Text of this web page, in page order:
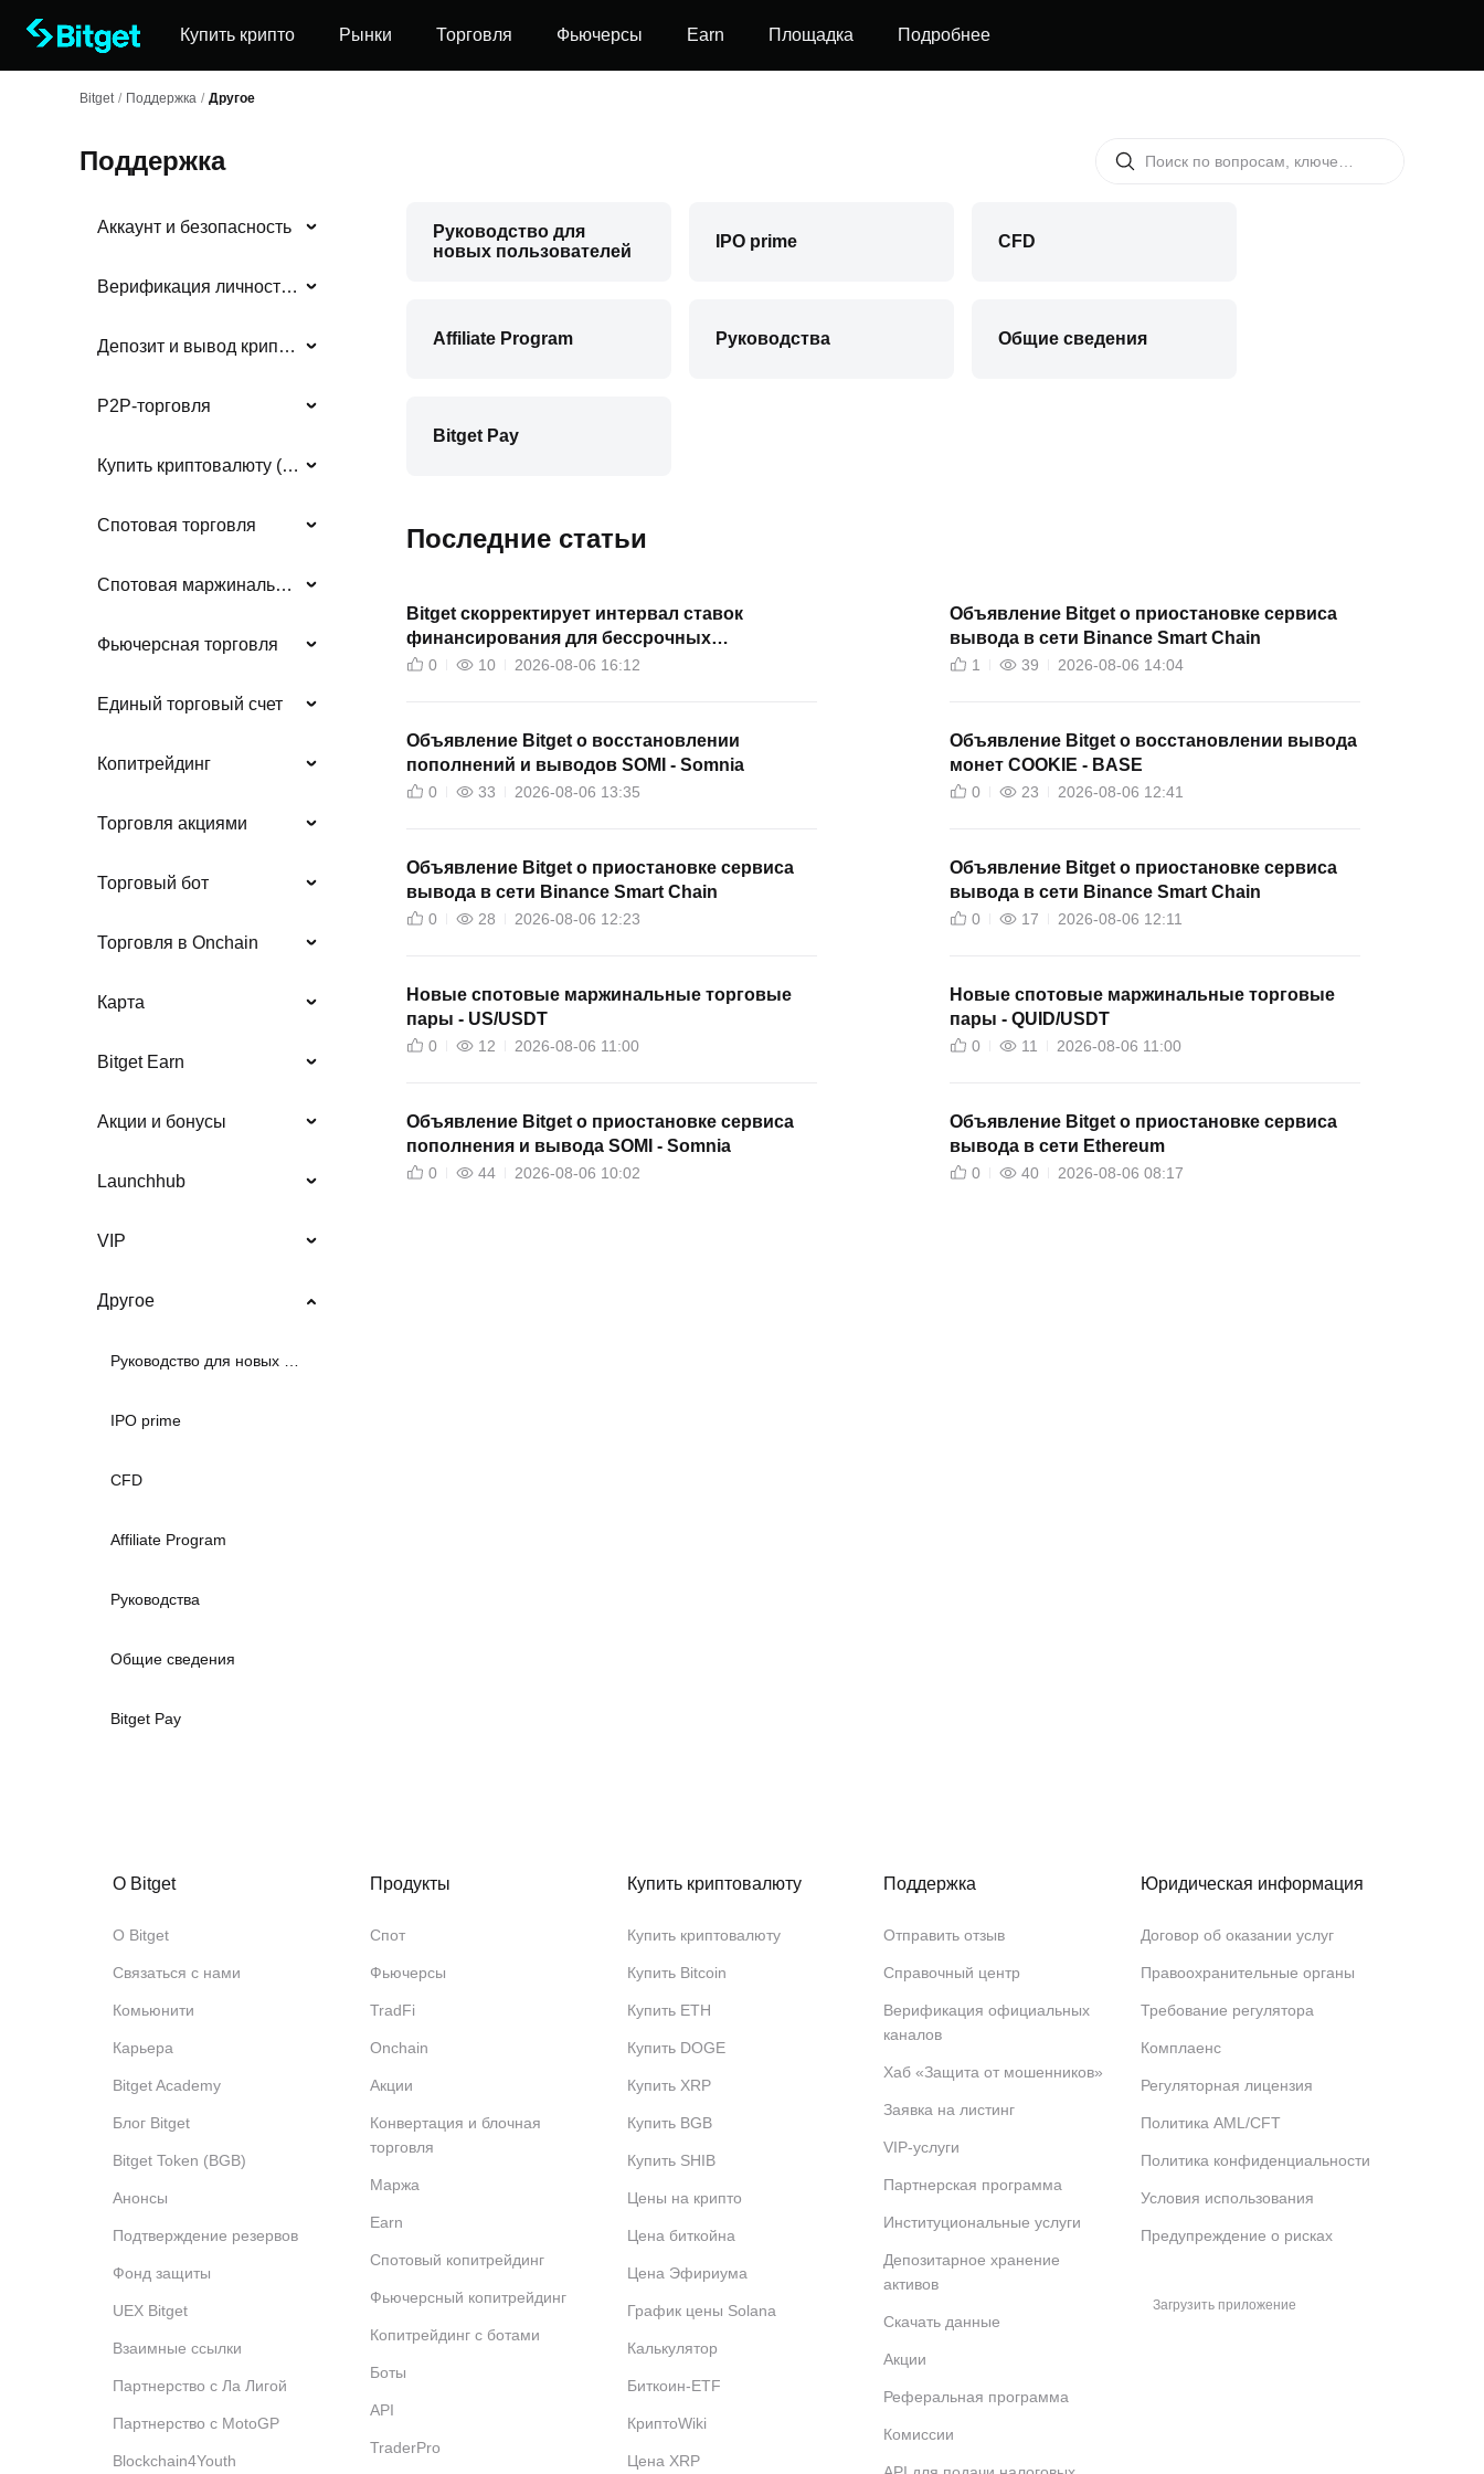
Купить крипто Рынки Торговля Фьючерсы Earn Площадка Подробнее
Bitget / Поддержка / Другое
Поддержка
Аккаунт и безопасность
Верификация личности (KYC)
Депозит и вывод криптовалюты
P2P-торговля
Купить криптовалюту (фиат)
Спотовая торговля
Спотовая маржинальная торговля
Фьючерсная торговля
Единый торговый счет
Копитрейдинг
Торговля акциями
Торговый бот
Торговля в Onchain
Карта
Bitget Earn
Акции и бонусы
Launchhub
VIP
Другое
Руководство для новых пользователей
IPO prime
CFD
Affiliate Program
Руководства
Общие сведения
Bitget Pay
Руководство для
новых пользователей
IPO prime CFD
Affiliate Program Руководства Общие сведения
Bitget Pay
Последние статьи
Bitget скорректирует интервал ставок
финансирования для бессрочных
фьючерсов ERAUSDT
0 10 2026-08-06 16:12
Объявление Bitget о приостановке сервиса
вывода в сети Binance Smart Chain
1 39 2026-08-06 14:04
Объявление Bitget о восстановлении
пополнений и выводов SOMI - Somnia
0 33 2026-08-06 13:35
Объявление Bitget о восстановлении вывода
монет COOKIE - BASE
0 23 2026-08-06 12:41
Объявление Bitget о приостановке сервиса
вывода в сети Binance Smart Chain
0 28 2026-08-06 12:23
Объявление Bitget о приостановке сервиса
вывода в сети Binance Smart Chain
0 17 2026-08-06 12:11
Новые спотовые маржинальные торговые
пары - US/USDT
0 12 2026-08-06 11:00
Новые спотовые маржинальные торговые
пары - QUID/USDT
0 11 2026-08-06 11:00
Объявление Bitget о приостановке сервиса
пополнения и вывода SOMI - Somnia
0 44 2026-08-06 10:02
Объявление Bitget о приостановке сервиса
вывода в сети Ethereum
0 40 2026-08-06 08:17
О Bitget
О Bitget
Связаться с нами
Комьюнити
Карьера
Bitget Academy
Блог Bitget
Bitget Token (BGB)
Анонсы
Подтверждение резервов
Фонд защиты
UEX Bitget
Взаимные ссылки
Партнерство с Ла Лигой
Партнерство с MotoGP
Blockchain4Youth
Продукты
Спот
Фьючерсы
TradFi
Onchain
Акции
Конвертация и блочная
торговля
Маржа
Earn
Спотовый копитрейдинг
Фьючерсный копитрейдинг
Копитрейдинг с ботами
Боты
API
TraderPro
Купить криптовалюту
Купить криптовалюту
Купить Bitcoin
Купить ETH
Купить DOGE
Купить XRP
Купить BGB
Купить SHIB
Цены на крипто
Цена биткойна
Цена Эфириума
График цены Solana
Калькулятор
Биткоин-ETF
КриптоWiki
Цена XRP
Поддержка
Отправить отзыв
Справочный центр
Верификация официальных
каналов
Хаб «Защита от мошенников»
Заявка на листинг
VIP-услуги
Партнерская программа
Институциональные услуги
Депозитарное хранение
активов
Скачать данные
Акции
Реферальная программа
Комиссии
Юридическая информация
Договор об оказании услуг
Правоохранительные органы
Требование регулятора
Комплаенс
Регуляторная лицензия
Политика AML/CFT
Политика конфиденциальности
Условия использования
Предупреждение о рисках
Загрузить приложение